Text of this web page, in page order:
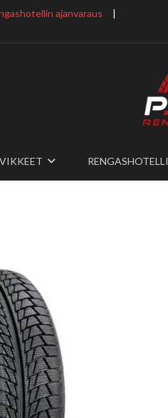
ajanvaraus
​ |
RENGASHOTELLI